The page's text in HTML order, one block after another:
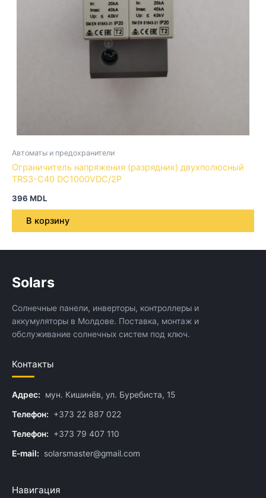
Автоматы и предохранители
Ограничитель напряжения (разрядник) двухполюсный
TRS3-C40 DC1000VDC/2P
396 MDL
В корзину
Solars
Солнечные панели, инверторы, контроллеры и
аккумуляторы в Молдове. Поставка, монтаж и
обслуживание солнечных систем под ключ.
Контакты
Адрес: мун. Кишинёв, ул. Буребиста, 15
Телефон: +373 22 887 022
Телефон: +373 79 407 110
E-mail: solarsmaster@gmail.com
Навигация